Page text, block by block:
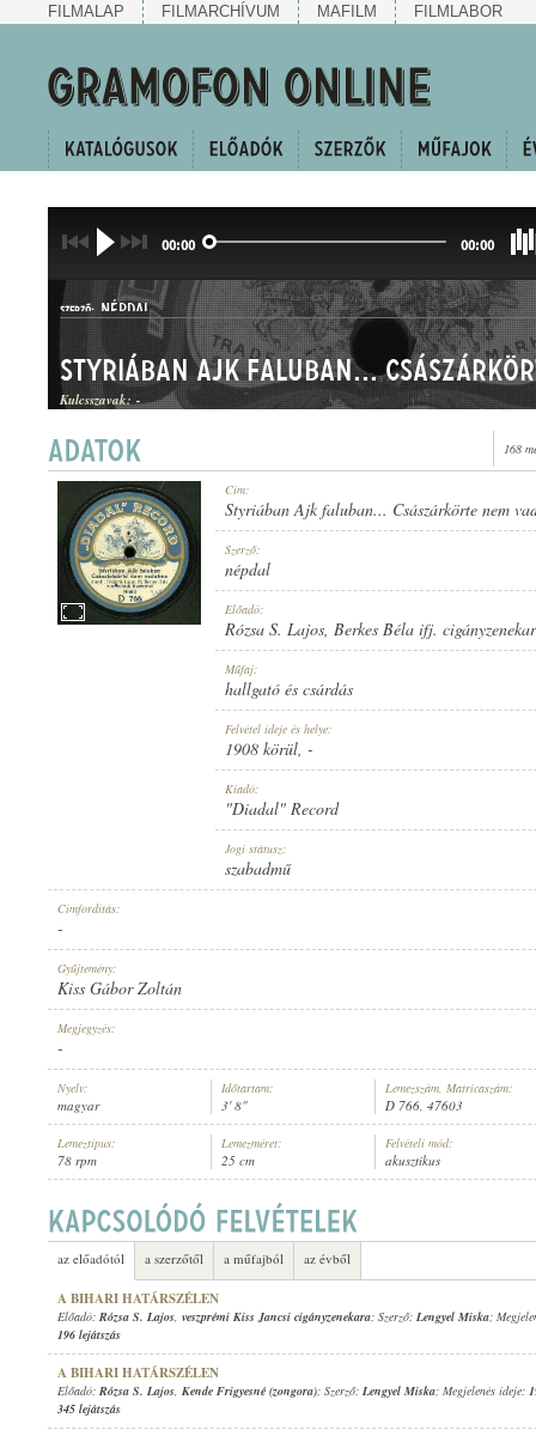
FILMALAP FILMARCHÍVUM MAFILM FILMLABOR
00:00 00:00
RÓZSA S. LAJOS BERKES BÉLA IFJ. CIGÁNYZENEKARA
SZERZŐ: NÉPDAL
HALLGATÓ ÉS CSÁRDÁS
1908 KÖRÜL
LEMEZSZÁM:
Kulcsszavak: -
168
Cím:
Styriában Ajk faluban... Császárkörte nem
Szerző:
népdal
Előadó:
Rózsa S. Lajos, Berkes Béla ifj.
Műfaj:
hallgató és csárdás
Felvétel ideje és helye:
1908 körül, -
Kiadó:
"Diadal" Record
Jogi státusz:
szabadmű
Címfordítás:
-
Gyűjtemény:
Kiss Gábor Zoltán
Megjegyzés:
-
Nyelv:
magyar
Időtartam:
3' 8"
Lemezszám, Matricaszám:
D 766, 47603
Lemeztípus:
78 rpm
Lemezméret:
25 cm
Felvételi mód:
akusztikus
az előadótól a szerzőtől a műfajból az évből
A BIHARI HATÁRSZÉLEN
Előadó: Rózsa S. Lajos, veszprémi Kiss Jancsi cigányzenekara; Szerző: Lengyel Miska;
196 lejátszás
A BIHARI HATÁRSZÉLEN
Előadó: Rózsa S. Lajos, Kende Frigyesné (zongora); Szerző: Lengyel Miska; Megjelenés ideje:
345 lejátszás